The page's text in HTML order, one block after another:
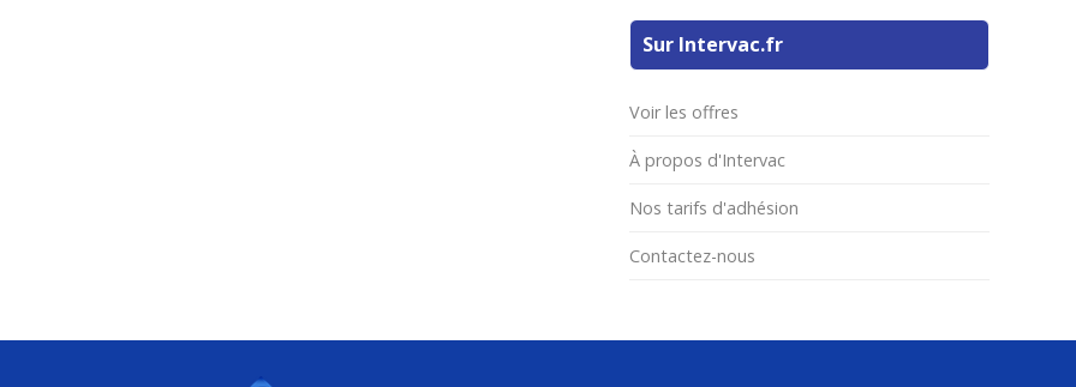
Sur Intervac.fr
Voir les offres
À propos d'Intervac
Nos tarifs d'adhésion
Contactez-nous